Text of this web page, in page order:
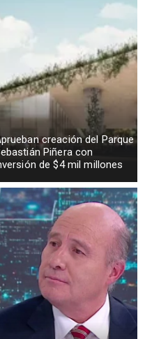
creación del Parque
Piñera con
de $4 mil millones